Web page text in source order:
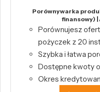
Porównywarka
finansowy)
Porównujesz
pożyczek z 20
Szybka i łatwa
Dostępne kwoty
Okres